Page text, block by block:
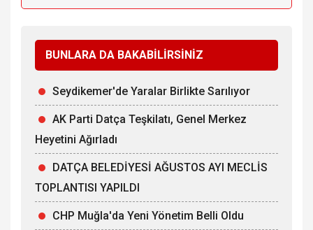
BUNLARA DA BAKABİLİRSİNİZ
Seydikemer'de Yaralar Birlikte Sarılıyor
AK Parti Datça Teşkilatı, Genel Merkez
Heyetini Ağırladı
DATÇA BELEDİYESİ AĞUSTOS AYI MECLİS
TOPLANTISI YAPILDI
CHP Muğla'da Yeni Yönetim Belli Oldu